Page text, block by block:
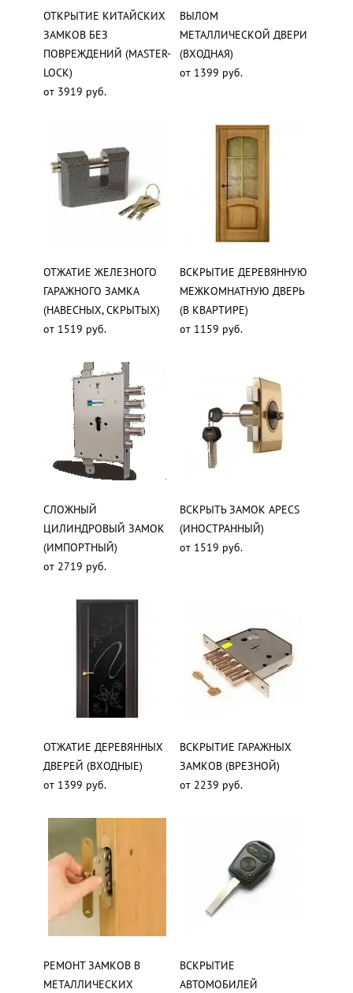
ОТКРЫТИЕ КИТАЙСКИХ
ЗАМКОВ БЕЗ
ПОВРЕЖДЕНИЙ (MASTER-
LOCK)
от 3919 руб.
ВЫЛОМ
МЕТАЛЛИЧЕСКОЙ ДВЕРИ
(ВХОДНАЯ)
от 1399 руб.
ОТЖАТИЕ ЖЕЛЕЗНОГО
ГАРАЖНОГО ЗАМКА
(НАВЕСНЫХ, СКРЫТЫХ)
от 1519 руб.
ВСКРЫТИЕ ДЕРЕВЯННУЮ
МЕЖКОМНАТНУЮ ДВЕРЬ
(В КВАРТИРЕ)
от 1159 руб.
СЛОЖНЫЙ
ЦИЛИНДРОВЫЙ ЗАМОК
(ИМПОРТНЫЙ)
от 2719 руб.
ВСКРЫТЬ ЗАМОК APECS
(ИНОСТРАННЫЙ)
от 1519 руб.
ОТЖАТИЕ ДЕРЕВЯННЫХ
ДВЕРЕЙ (ВХОДНЫЕ)
от 1399 руб.
ВСКРЫТИЕ ГАРАЖНЫХ
ЗАМКОВ (ВРЕЗНОЙ)
от 2239 руб.
РЕМОНТ ЗАМКОВ В
МЕТАЛЛИЧЕСКИХ
ВСКРЫТИЕ
АВТОМОБИЛЕЙ